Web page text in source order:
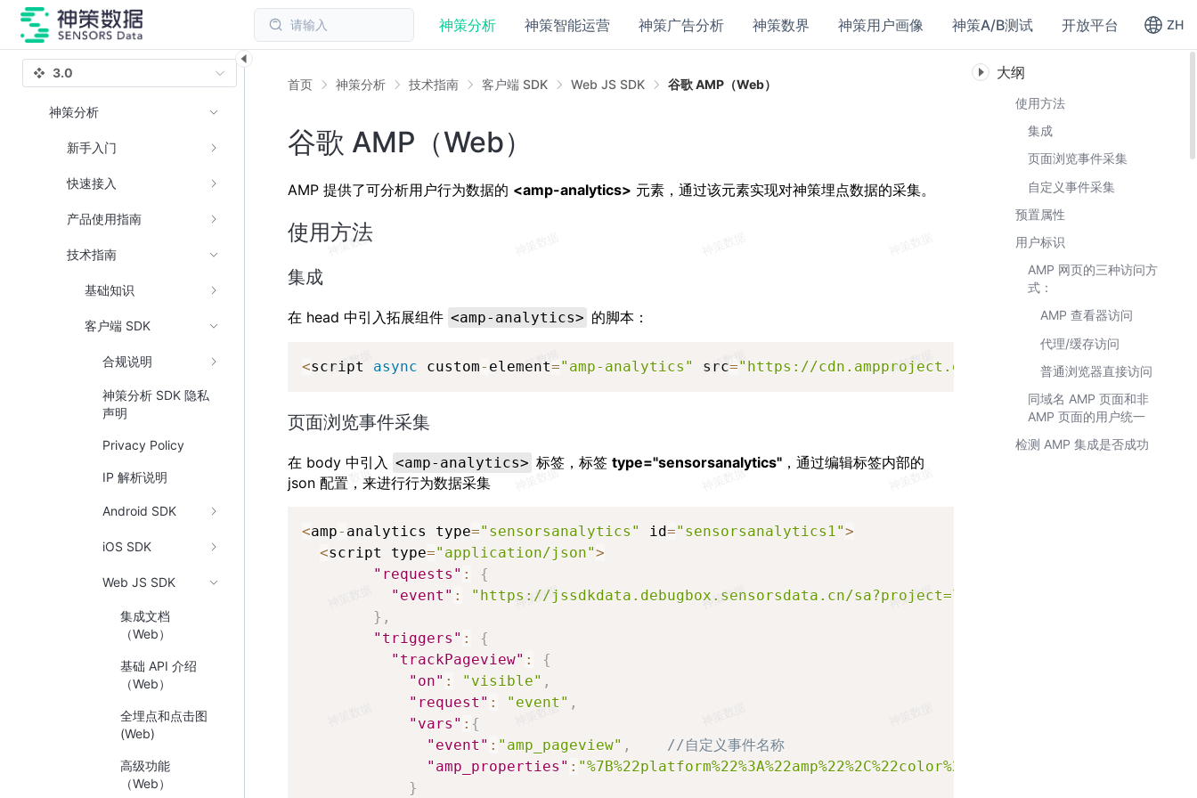
请输入 神策分析 神策智能运营 神策广告分析 神策数界 神策用户画像 神策A/B测试 开放平台 ZH
首页 神策分析 技术指南 客户端 SDK Web JS SDK 谷歌 AMP（Web）
谷歌 AMP（Web）
AMP 提供了可分析用户行为数据的 <amp-analytics> 元素，通过该元素实现对神策埋点数据的采集。
使用方法
集成
在 head 中引入拓展组件 <amp-analytics> 的脚本：
<script async custom- element="amp-analytics" src="https://cdn.ampproject.org/v0/amp-analytics-
页面浏览事件采集
在 body 中引入 <amp-analytics> 标签，标签type="sensorsanalytics" ，通过编辑标签内部的
json 配置，来进行行为数据采集
<amp- analytics type="sensorsanalytics" id="sensorsanalytics1">
<script type="application/json">
"requests" :
{
"event" : "https://jssdkdata.debugbox.sensorsdata.cn/sa?project=liangshuang"
} ,
"triggers" :
{
"trackPageview" :
{
"on" : "visible" ,
"request" : "event" ,
"vars" : {
"event" : "amp_pageview" ,
//自定义事件名称
"amp_properties" : "%7B%22platform%22%3A%22amp%22%2C%22color%22%3A%22red%22%7D"
}
3.0
神策分析
新手入门
快速接入
产品使用指南
技术指南
基础知识
客户端 SDK
合规说明
神策分析 SDK 隐私
声明
Privacy Policy
IP 解析说明
Android SDK
iOS SDK
Web JS SDK
集成文档
（Web）
基础 API 介绍
（Web）
全埋点和点击图
(Web)
高级功能
（Web）
大纲
使用方法
集成
页面浏览事件采集
自定义事件采集
预置属性
用户标识
AMP 网页的三种访问方
式：
AMP 查看器访问
代理/缓存访问
普通浏览器直接访问
同域名 AMP 页面和非
AMP 页面的用户统一
检测 AMP 集成是否成功